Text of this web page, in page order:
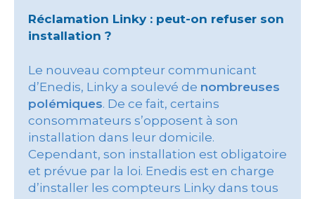
Réclamation Linky : peut-on refuser son
installation ?
Le nouveau compteur communicant
d’Enedis, Linky a soulevé de nombreuses
polémiques. De ce fait, certains
consommateurs s’opposent à son
installation dans leur domicile.
Cependant, son installation est obligatoire
et prévue par la loi. Enedis est en charge
d’installer les compteurs Linky dans tous